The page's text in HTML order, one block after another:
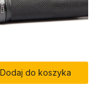
Dodaj do koszyka